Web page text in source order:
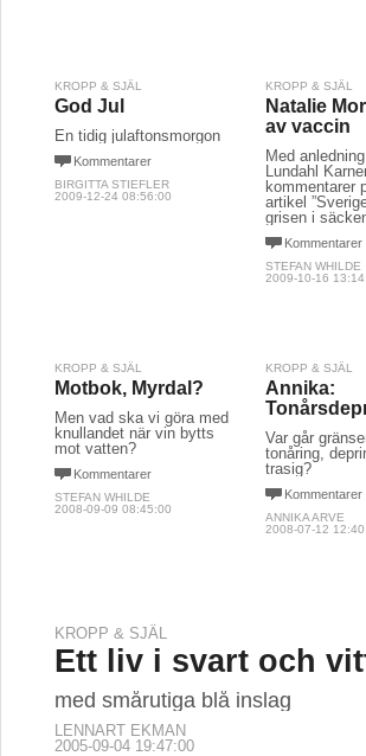
KROPP & SJÄL
God Jul
En tidig julaftonsmorgon
Kommentarer
BIRGITTA STIEFLER
2009-12-24 08:56:00
KROPP & SJÄL
Natalie
av vaccin
Med
Lundahl
kommentarer
artikel
grisen i
Kommentarer
STEFAN WHILDE
2009-10-16
KROPP & SJÄL
Motbok, Myrdal?
Men vad ska vi göra med
knullandet när vin bytts
mot vatten?
Kommentarer
STEFAN WHILDE
2008-09-09 08:45:00
KROPP & SJÄL
Annika:
Var går
tonåring,
trasig?
Kommentarer
ANNIKA ARVE
2008-07-12
KROPP & SJÄL
Ett liv i svart och
med smårutiga blå inslag
LENNART EKMAN
2005-09-04 19:47:00